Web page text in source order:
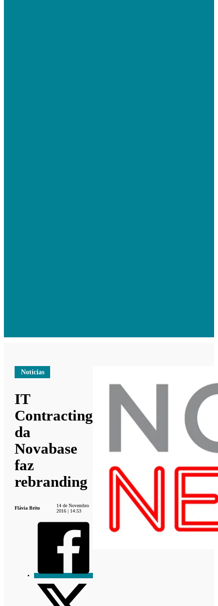
Notícias
IT
Contracting
da
Novabase
faz
rebranding
Flávia Brito
14 de Novembro
2016 | 14:53